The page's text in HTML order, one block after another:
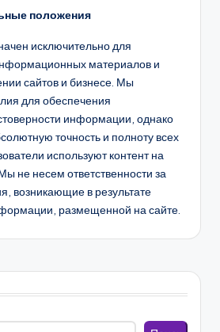
положения
исключительно для
материалов и
сайтов и бизнесе. Мы
для обеспечения
информации, однако
точность и полноту всех
используют контент на
не несем ответственности за
возникающие в результате
размещенной на сайте.